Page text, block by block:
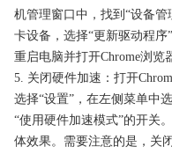
机管理窗口中，找到“设备管
卡设备，选择“更新驱动程序
重启电脑并打开Chrome浏览
5. 关闭硬件加速：打开
选择“设置”，在左侧菜单中
“使用硬件加速模式”的开关
体效果。需要注意的是，关